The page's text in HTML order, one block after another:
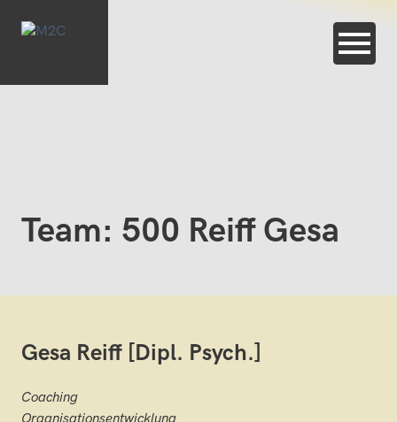
Team: 500 Reiff Gesa
Gesa Reiff [Dipl. Psych.]
Coaching